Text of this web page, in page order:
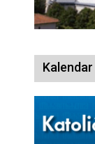
Kalendar